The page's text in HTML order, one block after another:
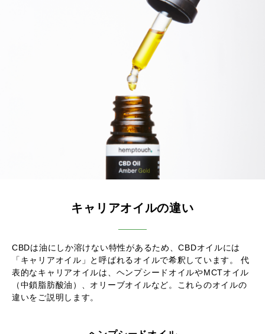
キャリアオイルの違い
CBDは油にしか溶けない特性があるため、CBDオイルには
「キャリアオイル」と呼ばれるオイルで希釈しています。
代
表的なキャリアオイルは、ヘンプシードオイルやMCTオイル
（中鎖脂肪酸油）、 オリーブオイルなど。これらのオイルの
違いをご説明します。